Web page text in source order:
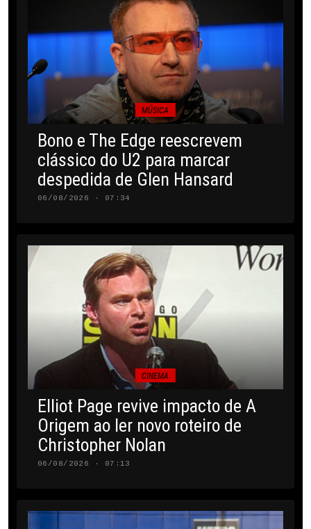
MÚSICA
Bono e The Edge reescrevem
clássico do U2 para marcar
despedida de Glen Hansard
06/08/2026 · 07:34
CINEMA
Elliot Page revive impacto de A
Origem ao ler novo roteiro de
Christopher Nolan
06/08/2026 · 07:13